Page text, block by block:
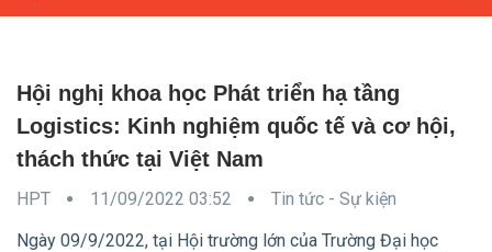
Hội nghị khoa học Phát triển hạ tầng
Logistics: Kinh nghiệm quốc tế và cơ hội,
thách thức tại Việt Nam
HPT 11/09/2022 03:52
Tin tức - Sự kiện
Ngày 09/9/2022, tại Hội trường lớn của Trường Đại học